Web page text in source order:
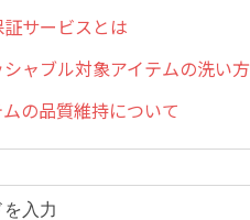
サービスとは
シャブル対象アイテムの洗い
の品質維持について